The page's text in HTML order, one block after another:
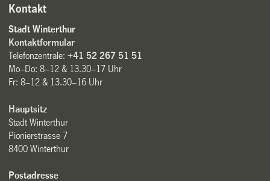
Kontakt
Stadt Winterthur
Kontaktformular
Telefonzentrale:+41 52 267 51 51
Mo–Do: 8–12 & 13.30–17 Uhr
Fr: 8–12 & 13.30–16 Uhr
Hauptsitz
Stadt Winterthur
Pionierstrasse 7
8400 Winterthur
Postadresse